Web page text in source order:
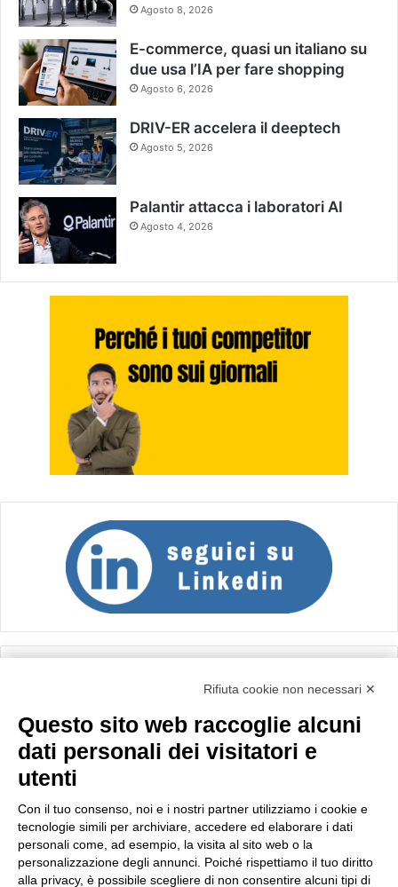
Agosto 8, 2026
E-commerce, quasi un italiano su
due usa l’IA per fare shopping
Agosto 6, 2026
DRIV-ER accelera il deeptech
Agosto 5, 2026
Palantir attacca i laboratori AI
Agosto 4, 2026
Importo netto (€):
Calcola
Rifiuta cookie non necessari ✕
Questo sito web raccoglie alcuni
dati personali dei visitatori e
utenti
Con il tuo consenso, noi e i nostri partner utilizziamo i cookie e
tecnologie simili per archiviare, accedere ed elaborare i dati
personali come, ad esempio, la visita al sito web o la
personalizzazione degli annunci. Poiché rispettiamo il tuo diritto
alla privacy, è possibile scegliere di non consentire alcuni tipi di